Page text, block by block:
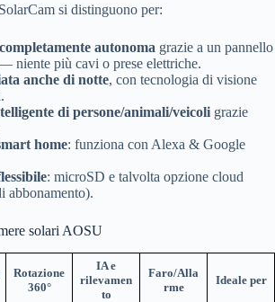
si distinguono per:
autonoma grazie a un pannello
niente più cavi o prese elettriche.
anche di notte, con tecnologia di visione
di persone/animali/veicoli grazie
home: funziona con Alexa & Google
: microSD e talvolta opzione cloud
abbonamento).
solari AOSU
Rotazione
360°
IA e
rilevamen
to
Faro/Alla
rme
Ideale per